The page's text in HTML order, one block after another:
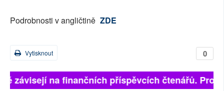
Podrobnosti v angličtině ZDE
0
Vytisknout
závisejí na finančních příspěvcích čtenářů.